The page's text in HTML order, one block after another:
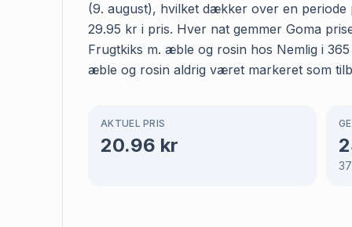
(9. august), hvilket dækker over en
29.95 kr i pris. Hver nat gemmer Goma
Frugtkiks m. æble og rosin hos Nemlig i
æble og rosin aldrig været markeret som
AKTUEL PRIS
20.96 kr